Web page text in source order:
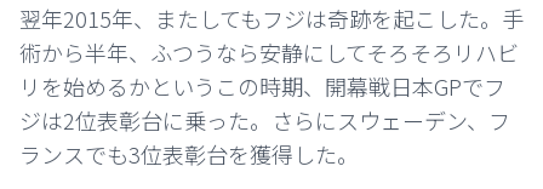
翌年2015年、またしてもフジは奇跡を起こした。手
術から半年、ふつうなら安静にしてそろそろリハビ
リを始めるかというこの時期、開幕戦日本GPでフ
ジは2位表彰台に乗った。さらにスウェーデン、フ
ランスでも3位表彰台を獲得した。